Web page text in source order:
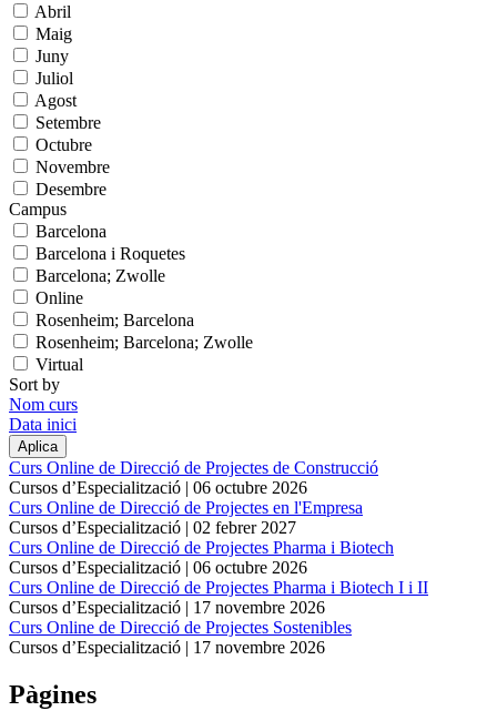
Abril
Maig
Juny
Juliol
Agost
Setembre
Octubre
Novembre
Desembre
Campus
Barcelona
Barcelona i Roquetes
Barcelona; Zwolle
Online
Rosenheim; Barcelona
Rosenheim; Barcelona; Zwolle
Virtual
Sort by
Nom curs
Data inici
Curs Online de Direcció de Projectes de Construcció
Cursos d’Especialització | 06 octubre 2026
Curs Online de Direcció de Projectes en l'Empresa
Cursos d’Especialització | 02 febrer 2027
Curs Online de Direcció de Projectes Pharma i Biotech
Cursos d’Especialització | 06 octubre 2026
Curs Online de Direcció de Projectes Pharma i Biotech I i II
Cursos d’Especialització | 17 novembre 2026
Curs Online de Direcció de Projectes Sostenibles
Cursos d’Especialització | 17 novembre 2026
Pàgines